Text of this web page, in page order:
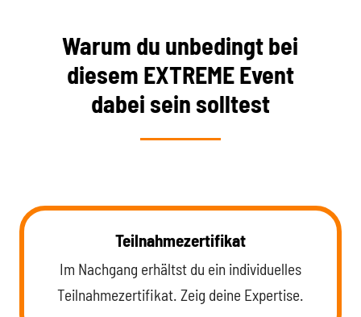
Warum du unbedingt bei
diesem EXTREME Event
dabei sein solltest
Teilnahmezertifikat
Im Nachgang erhältst du ein individuelles
Teilnahmezertifikat. Zeig deine Expertise.